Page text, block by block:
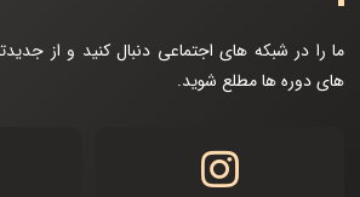
ما را در شبکه های اجتماعی دنبال کنید و از
های دوره ها مطلع شوید.